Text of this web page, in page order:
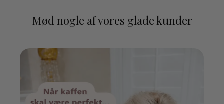
Mød nogle af vores glade kunder